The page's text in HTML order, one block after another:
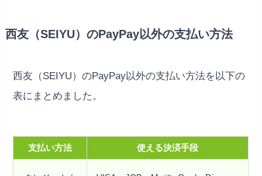
西友（SEIYU）のPayPay以外の支払い方法
西友（SEIYU）のPayPay以外の支払い方法を以下の
表にまとめました。
支払い方法 使える決済手段